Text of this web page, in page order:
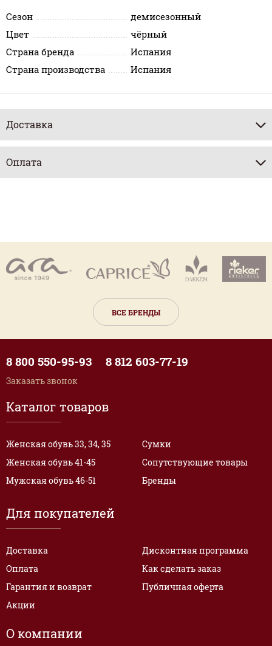
Сезон
демисезонный
Цвет
чёрный
Страна бренда
Испания
Страна производства
Испания
Доставка
Оплата
ВСЕ БРЕНДЫ
Каталог товаров
Женская обувь 33, 34, 35
Женская обувь 41-45
Мужская обувь 46-51
Сумки
Сопутствующие товары
Бренды
Для покупателей
Доставка
Оплата
Гарантия и возврат
Акции
Дисконтная программа
Как сделать заказ
Публичная оферта
О компании
8 800 550-95-93 8 812 603-77-19
Заказать звонок